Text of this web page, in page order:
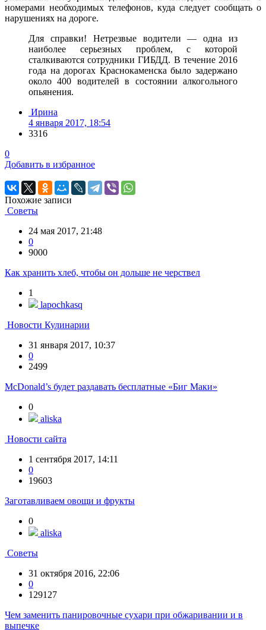
номерами необходимых телефонов, куда следует сообщать о
нарушениях на дороге.
Для справки! Нетрезвые водители — одна из
наиболее серьезных проблем, с которой
сталкиваются сотрудники ГИБДД. В течение 2016
года на дорогах Краснокаменска было задержано
около 400 водителей в состоянии алкогольного
опьянения.
Ирина
4 января 2017, 18:54
3316
0
Добавить в избранное
Похожие записи
Советы
24 мая 2017, 21:48
0
9000
Как хранить хлеб, чтобы он дольше не черствел
1
lapochkasq
Новости Кулинарии
31 января 2017, 10:37
0
2499
McDonald’s будет раздавать бесплатные «Биг Маки»
0
aliska
Новости сайта
1 сентября 2017, 14:11
0
19603
Заготавливаем овощи и фрукты
0
aliska
Советы
31 октября 2016, 22:06
0
129127
Чем заменить панировочные сухари при обжаривании и в
выпечке